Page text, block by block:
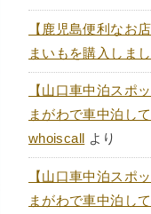
【鹿児島便利なお
まいもを購入しまし
【山口車中泊スポ
まがわで車中泊し
whoiscall
より
【山口車中泊スポ
まがわで車中泊し